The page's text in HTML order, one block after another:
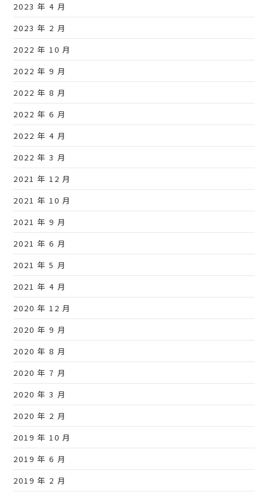
2023 年 4 月
2023 年 2 月
2022 年 10 月
2022 年 9 月
2022 年 8 月
2022 年 6 月
2022 年 4 月
2022 年 3 月
2021 年 12 月
2021 年 10 月
2021 年 9 月
2021 年 6 月
2021 年 5 月
2021 年 4 月
2020 年 12 月
2020 年 9 月
2020 年 8 月
2020 年 7 月
2020 年 3 月
2020 年 2 月
2019 年 10 月
2019 年 6 月
2019 年 2 月